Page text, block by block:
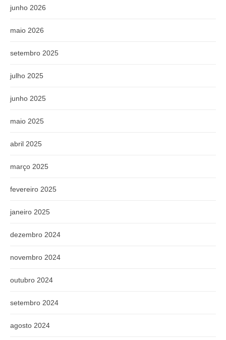
junho 2026
maio 2026
setembro 2025
julho 2025
junho 2025
maio 2025
abril 2025
março 2025
fevereiro 2025
janeiro 2025
dezembro 2024
novembro 2024
outubro 2024
setembro 2024
agosto 2024